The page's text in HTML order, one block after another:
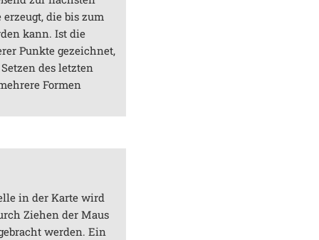
die bis zum
kann. Ist die
Punkte gezeichnet,
des letzten
Formen
in der Karte wird
Ziehen der Maus
werden. Ein